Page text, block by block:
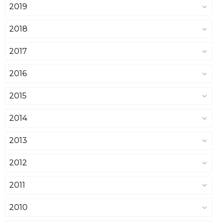
2019
2018
2017
2016
2015
2014
2013
2012
2011
2010